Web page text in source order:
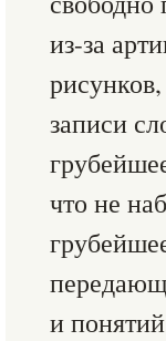
из-за
записи
что не
и